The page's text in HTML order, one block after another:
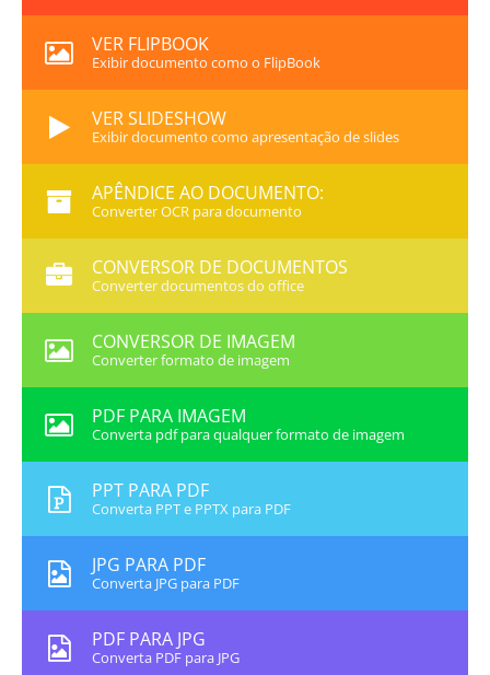
VER FLIPBOOK
Exibir documento como o FlipBook
VER SLIDESHOW
Exibir documento como apresentação de slides
APÊNDICE AO DOCUMENTO:
Converter OCR para documento
CONVERSOR DE DOCUMENTOS
Converter documentos do office
CONVERSOR DE IMAGEM
Converter formato de imagem
PDF PARA IMAGEM
Converta pdf para qualquer formato de imagem
PPT PARA PDF
Converta PPT e PPTX para PDF
JPG PARA PDF
Converta JPG para PDF
PDF PARA JPG
Converta PDF para JPG